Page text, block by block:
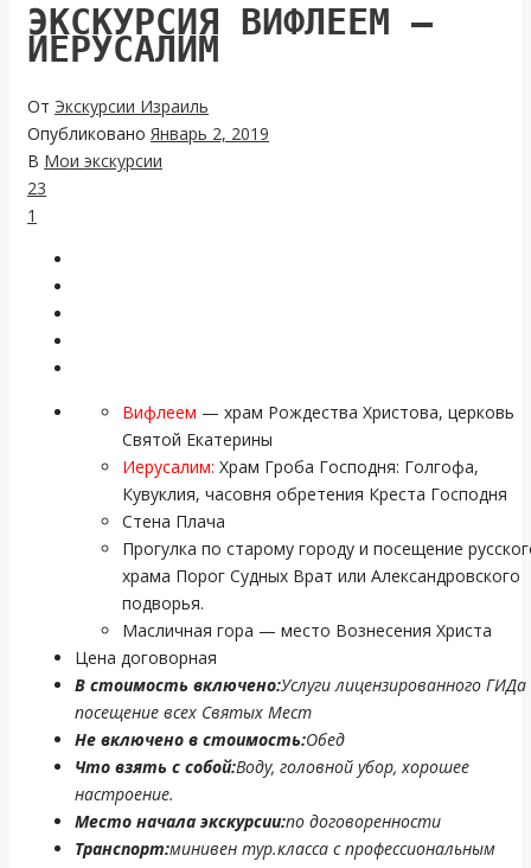
ЭКСКУРСИЯ ВИФЛЕЕМ –
ИЕРУСАЛИМ
От Экскурсии Израиль
Опубликовано Январь 2, 2019
В Мои экскурсии
23
1
Вифлеем — храм Рождества Христова, церковь
Святой Екатерины
Иерусалим: Храм Гроба Господня: Голгофа,
Кувуклия, часовня обретения Креста Господня
Стена Плача
Прогулка по старому городу и посещение
храма Порог Судных Врат или Александровского
подворья.
Масличная гора — место Вознесения Христа
Цена договорная
В стоимость включено:Услуги лицензированного ГИДа
посещение всех Святых Мест
Не включено в стоимость:Обед
Что взять с собой:Воду, головной убор, хорошее
настроение.
Место начала экскурсии:по договоренности
Транспорт:минивен тур.класса с профессиональным